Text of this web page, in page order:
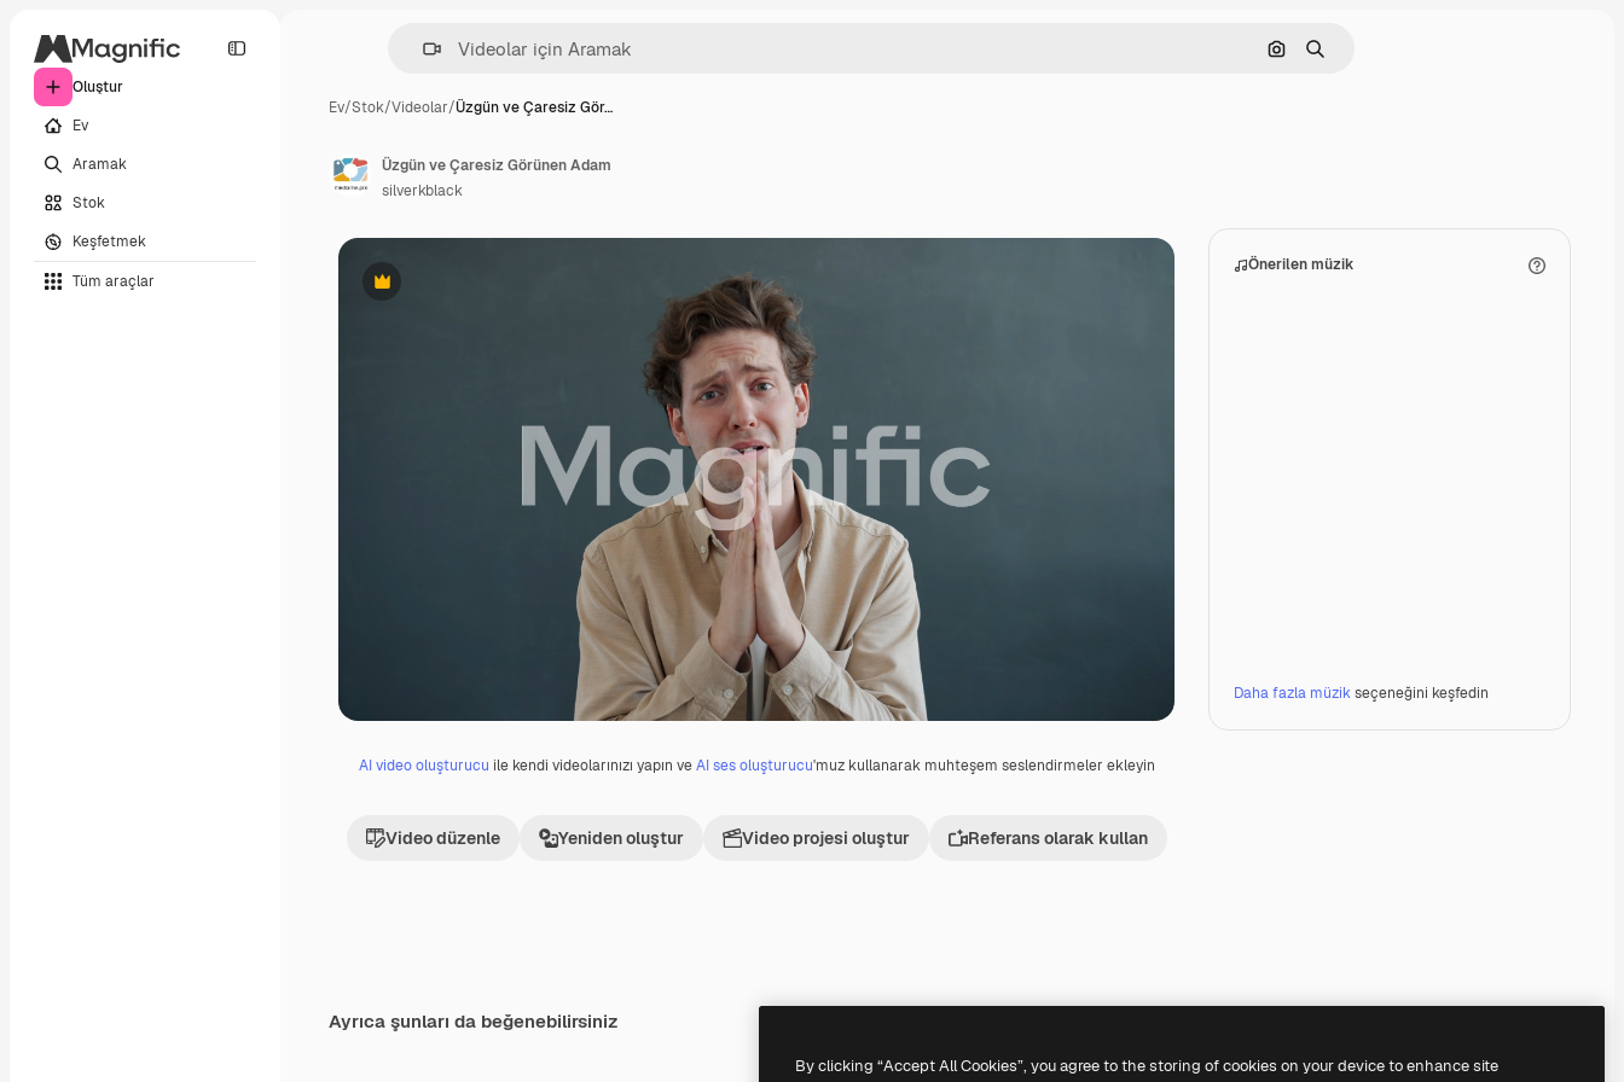
Oluştur
Ev
Aramak
Stok
Keşfetmek
Tüm araçlar
Görüntüyle ara
Aramak
Ev/Stok/Videolar/Üzgün ve Çaresiz Gör…
Premium
AI video oluşturucu ile kendi videolarınızı yapın veAI ses oluşturucu'muz kullanarak muhteşem seslendirmeler ekleyin
Video düzenle Yeniden oluştur Video projesi oluştur Referans olarak kullan
Önerilen müzik
Daha fazla müzikseçeneğini keşfedin
Üzgün ve Çaresiz Görünen Adam
silverkblack
Ayrıca şunları da beğenebilirsiniz
By clicking “Accept All Cookies”, you agree to the storing of cookies on your device to enhance site